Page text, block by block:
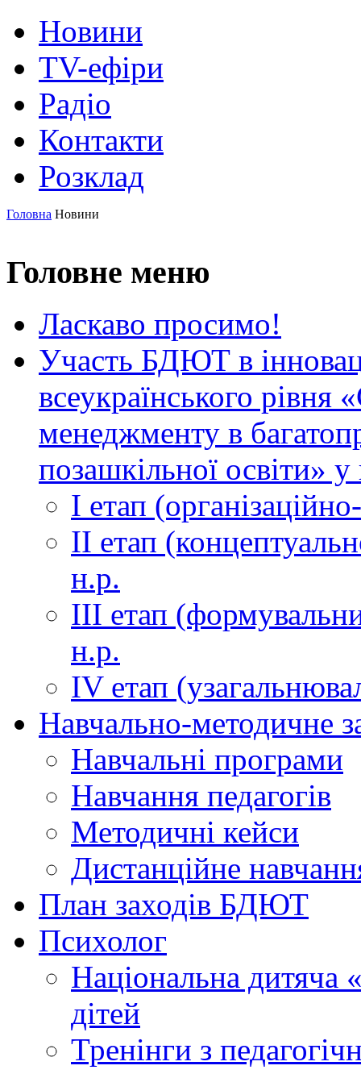
Новини
TV-ефіри
Радіо
Контакти
Розклад
Головна Новини
Головне меню
Ласкаво просимо!
Участь БДЮТ в
всеукраїнського рівня
менеджменту в
позашкільної освіти»
І етап
ІІ етап
н.р.
ІІІ етап
н.р.
ІV етап
Навчально-методичне
Навчальні програми
Навчання педагогів
Методичні кейси
Дистанційне
План заходів БДЮТ
Психолог
Національна дитяча
дітей
Тренінги з